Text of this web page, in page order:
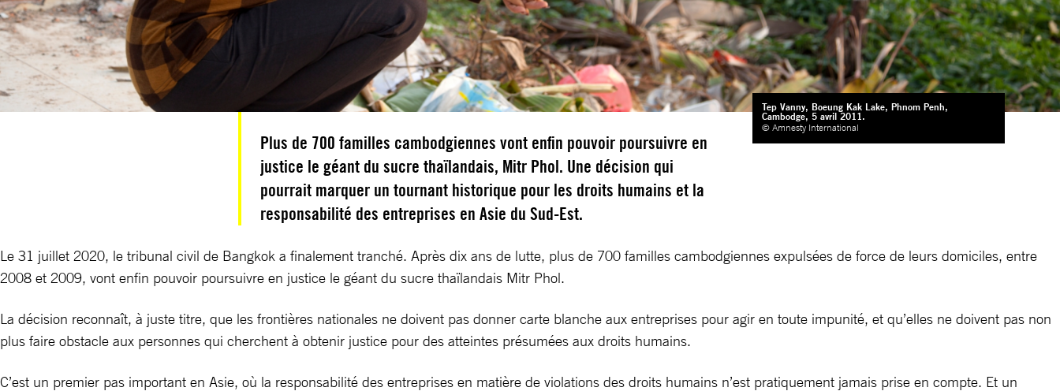
Tep Vanny, Boeung Kak Lake, Phnom Penh,
Cambodge, 5 avril 2011.
© Amnesty International
Plus de 700 familles cambodgiennes vont enfin pouvoir poursuivre en
justice le géant du sucre thaïlandais, Mitr Phol. Une décision qui
pourrait marquer un tournant historique pour les droits humains et la
responsabilité des entreprises en Asie du Sud-Est.
Le 31 juillet 2020, le tribunal civil de Bangkok a finalement tranché. Après dix ans de lutte, plus de 700 familles cambodgiennes expulsées de force de leurs domiciles, entre
2008 et 2009, vont enfin pouvoir poursuivre en justice le géant du sucre thaïlandais Mitr Phol.
La décision reconnaît, à juste titre, que les frontières nationales ne doivent pas donner carte blanche aux entreprises pour agir en toute impunité, et qu’elles ne doivent pas non
plus faire obstacle aux personnes qui cherchent à obtenir justice pour des atteintes présumées aux droits humains.
C’est un premier pas important en Asie, où la responsabilité des entreprises en matière de violations des droits humains n’est pratiquement jamais prise en compte. Et un